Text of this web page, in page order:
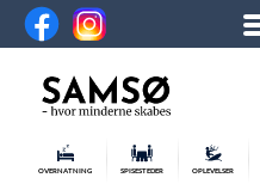
OVERNATNING SPISESTEDER OPLEVELSER